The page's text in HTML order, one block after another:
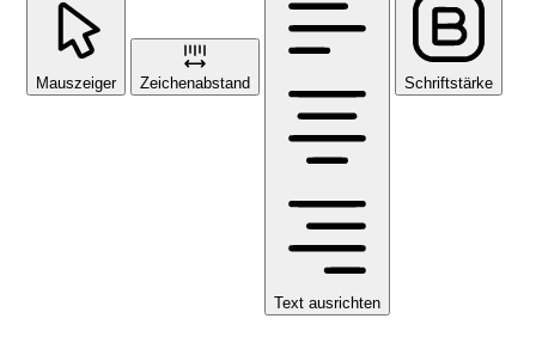
Mauszeiger Zeichenabstand
Text ausrichten
Schriftstärke